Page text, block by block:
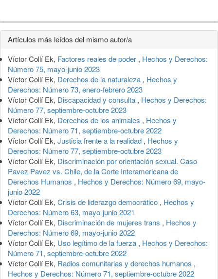
Detalles
del
artículo
Artículos más leídos del mismo autor/a
Víctor Collí Ek, Factores reales de poder , Hechos y Derechos:
Número 75, mayo-junio 2023
Víctor Collí Ek, Derechos de la naturaleza , Hechos y
Derechos: Número 73, enero-febrero 2023
Víctor Collí Ek, Discapacidad y consulta , Hechos y Derechos:
Número 77, septiembre-octubre 2023
Víctor Collí Ek, Derechos de los animales , Hechos y
Derechos: Número 71, septiembre-octubre 2022
Víctor Collí Ek, Justicia frente a la realidad , Hechos y
Derechos: Número 77, septiembre-octubre 2023
Víctor Collí Ek, Discriminación por orientación sexual. Caso
Pavez Pavez vs. Chile, de la Corte Interamericana de
Derechos Humanos , Hechos y Derechos: Número 69, mayo-
junio 2022
Víctor Collí Ek, Crisis de liderazgo democrático , Hechos y
Derechos: Número 63, mayo-junio 2021
Víctor Collí Ek, Discriminación de mujeres trans , Hechos y
Derechos: Número 69, mayo-junio 2022
Víctor Collí Ek, Uso legítimo de la fuerza , Hechos y Derechos:
Número 71, septiembre-octubre 2022
Víctor Collí Ek, Radios comunitarias y derechos humanos ,
Hechos y Derechos: Número 71, septiembre-octubre 2022